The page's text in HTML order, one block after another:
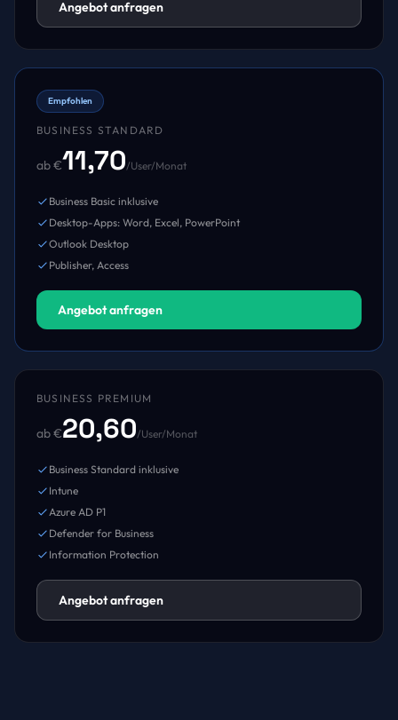
Angebot anfragen
Empfohlen
BUSINESS STANDARD
ab €11,70/User/Monat
Business Basic inklusive
Desktop-Apps: Word, Excel, PowerPoint
Outlook Desktop
Publisher, Access
Angebot anfragen
BUSINESS PREMIUM
ab €20,60/User/Monat
Business Standard inklusive
Intune
Azure AD P1
Defender for Business
Information Protection
Angebot anfragen